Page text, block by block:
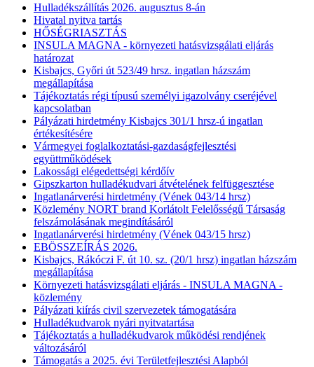
Hulladékszállítás 2026. augusztus 8-án
Hivatal nyitva tartás
HŐSÉGRIASZTÁS
INSULA MAGNA - környezeti hatásvizsgálati eljárás
határozat
Kisbajcs, Győri út 523/49 hrsz. ingatlan házszám
megállapítása
Tájékoztatás régi típusú személyi igazolvány cseréjével
kapcsolatban
Pályázati hirdetmény Kisbajcs 301/1 hrsz-ú ingatlan
értékesítésére
Vármegyei foglalkoztatási-gazdaságfejlesztési
együttműködések
Lakossági elégedettségi kérdőív
Gipszkarton hulladékudvari átvételének felfüggesztése
Ingatlanárverési hirdetmény (Vének 043/14 hrsz)
Közlemény NORT brand Korlátolt Felelősségű Társaság
felszámolásának megindításáról
Ingatlanárverési hirdetmény (Vének 043/15 hrsz)
EBÖSSZEÍRÁS 2026.
Kisbajcs, Rákóczi F. út 10. sz. (20/1 hrsz) ingatlan házszám
megállapítása
Környezeti hatásvizsgálati eljárás - INSULA MAGNA -
közlemény
Pályázati kiírás civil szervezetek támogatására
Hulladékudvarok nyári nyitvatartása
Tájékoztatás a hulladékudvarok működési rendjének
változásáról
Támogatás a 2025. évi Területfejlesztési Alapból